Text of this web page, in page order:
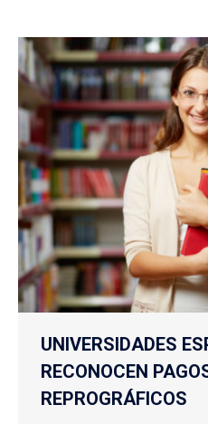
UNIVERSIDADES
RECONOCEN
REPROGRÁFICOS